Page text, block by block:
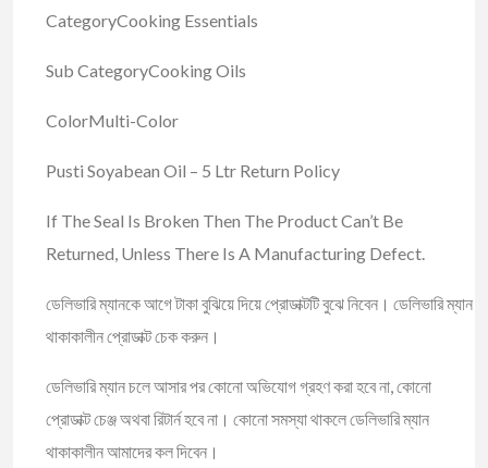
CategoryCooking Essentials
Sub CategoryCooking Oils
ColorMulti-Color
Pusti Soyabean Oil – 5 Ltr Return Policy
If The Seal Is Broken Then The Product Can’t Be
Returned, Unless There Is A Manufacturing Defect.
ডেলিভারি ম্যানকে আগে টাকা বুঝিয়ে দিয়ে প্রোডাক্টটি বুঝে নিবেন। ডেলিভারি ম্যান
থাকাকালীন প্রোডাক্ট চেক করুন।
ডেলিভারি ম্যান চলে আসার পর কোনো অভিযোগ গ্রহণ করা হবে না, কোনো
প্রোডাক্ট চেঞ্জ অথবা রিটার্ন হবে না। কোনো সমস্যা থাকলে ডেলিভারি ম্যান
থাকাকালীন আমাদের কল দিবেন।